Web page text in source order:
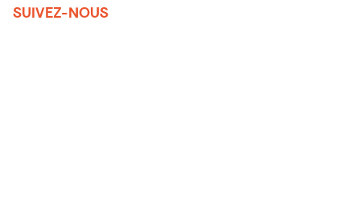
SUIVEZ-NOUS